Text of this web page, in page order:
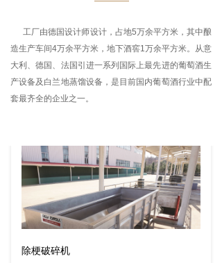
除梗破碎机
工厂由德国设计师设计，占地5万余平方米，其中酿
造生产车间4万余平方米，地下酒窖1万余平方米。从意
大利、德国、法国引进一系列国际上最先进的葡萄酒生
产设备及白兰地蒸馏设备，是目前国内葡萄酒行业中配
套最齐全的企业之一。